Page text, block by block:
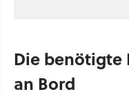
Die benötigte
an Bord